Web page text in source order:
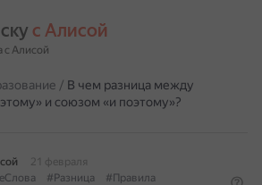
с Алисой
с Алисой
/ В чем разница между
и союзом «и поэтому»?
21 февраля
#Разница
#Правила